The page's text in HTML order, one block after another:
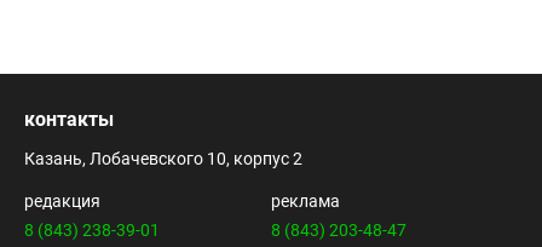
контакты
Казань, Лобачевского 10, корпус 2
редакция
8 (843) 238-39-01
реклама
8 (843) 203-48-47